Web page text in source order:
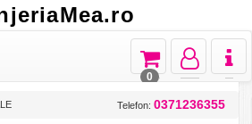
Toggle
Toggle
navigation
Toggle
navigation
0
Telefon: 0371236355